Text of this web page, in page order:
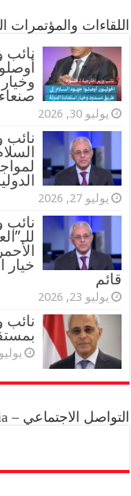
اللقاءات والمؤتمرات
‏نائب
صنعاء
يوليو 30, 2026
نائب
يوليو 27, 2026
نائب
خيار
قائم
يوليو 23, 2026
نائب
يوليو 14,
التواصل الاجتماعي – Social Media